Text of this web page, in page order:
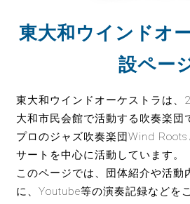
東大和ウインドオ
設ペー
東大和ウインドオーケストラは、
大和市民会館で活動する吹奏楽団
プロのジャズ吹奏楽団Wind
サートを中心に活動しています。
このページでは、団体紹介や活動
に、Youtube等の演奏記録などを